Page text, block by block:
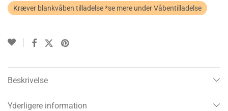
Kræver blankvåben tilladelse *se mere under Våbentilladelse
Beskrivelse
Yderligere information